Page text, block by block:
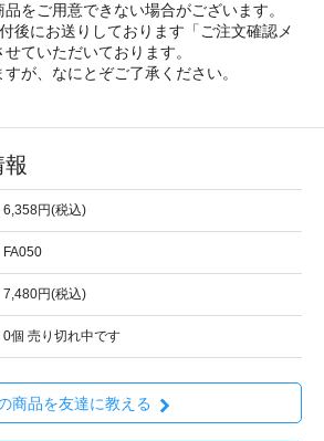
をご用意できない場合がございます。
後にお送りしております「ご注文確認メ
ていただいております。
が、なにとぞご了承ください。
6,358円(税込)
FA050
7,480円(税込)
0個 売り切れ中です
商品を友達に教える